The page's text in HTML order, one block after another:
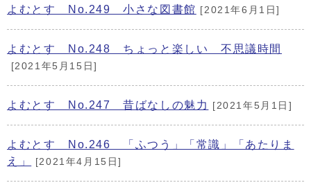
よむとす No.249 小さな図書館 [2021年6月1日]
よむとす No.248 ちょっと楽しい 不思議時間
[2021年5月15日]
よむとす No.247 昔ばなしの魅力 [2021年5月1日]
よむとす No.246 「ふつう」「常識」「あたりま
え」
[2021年4月15日]